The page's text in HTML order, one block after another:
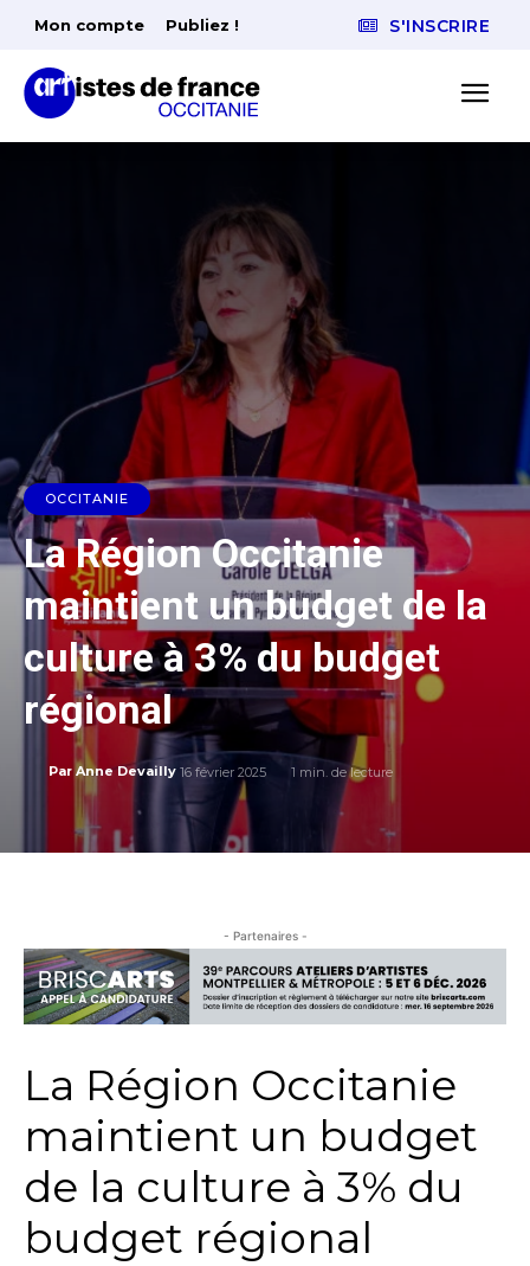
Mon compte Publiez ! S'INSCRIRE
OCCITANIE
La Région Occitanie
maintient un budget de la
culture à 3% du budget
régional
Par Anne Devailly 16 février 2025 1 min. de lecture
- Partenaires -
La Région Occitanie
maintient un budget
de la culture à 3% du
budget régional